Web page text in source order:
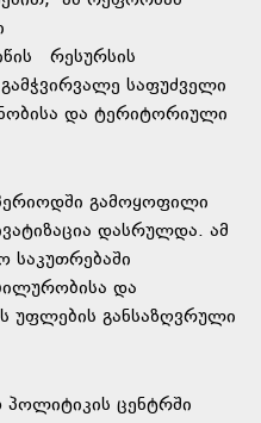
რესურსის
საფუძველი
და ტერიტორიული
გამოყოფილი
დასრულდა. ამ
და
უფლების განსაზღვრული
პოლიტიკის ცენტრში